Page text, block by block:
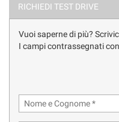
marketing
Invia
RICHIEDI TEST DRIVE
Vuoi saperne di più?
I campi contrassegnati